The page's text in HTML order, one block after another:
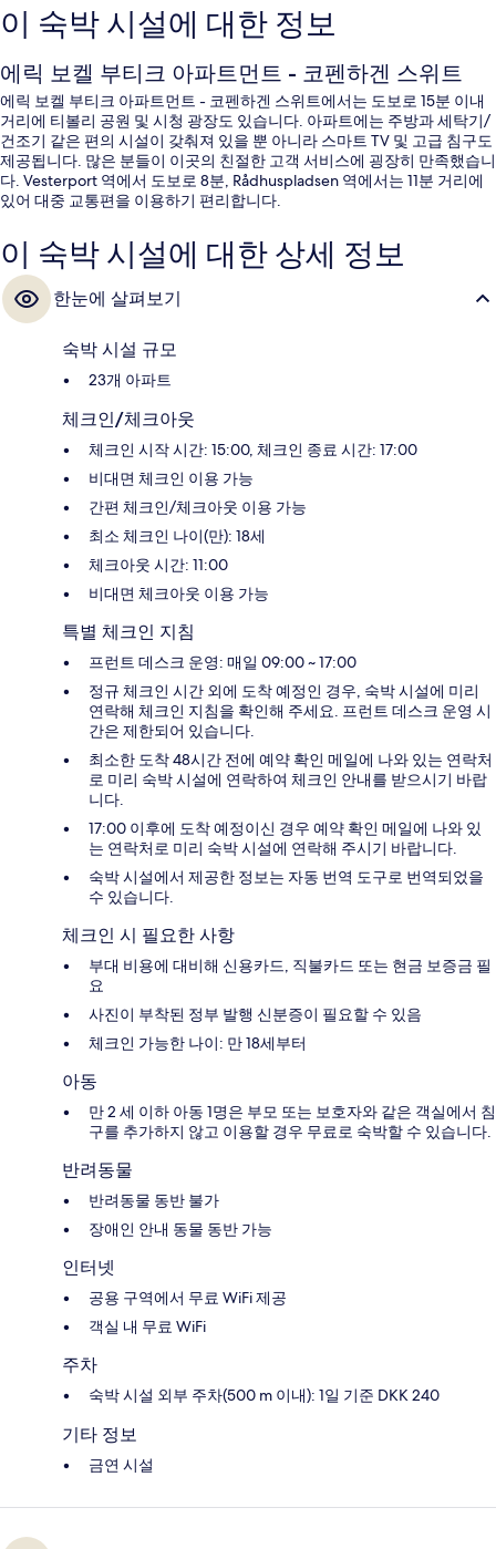
이 숙박 시설에 대한 정보
에릭 보켈 부티크 아파트먼트 - 코펜하겐 스위트
에릭 보켈 부티크 아파트먼트 - 코펜하겐 스위트에서는 도보로 15분 이내
거리에 티볼리 공원 및 시청 광장도 있습니다. 아파트에는 주방과 세탁기/
건조기 같은 편의 시설이 갖춰져 있을 뿐 아니라 스마트 TV 및 고급 침구도
제공됩니다. 많은 분들이 이곳의 친절한 고객 서비스에 굉장히 만족했습니
다. Vesterport 역에서 도보로 8분, Rådhuspladsen 역에서는 11분 거리에
있어 대중 교통편을 이용하기 편리합니다.
이 숙박 시설에 대한 상세 정보
한눈에 살펴보기
숙박 시설 규모
23개 아파트
체크인/체크아웃
체크인 시작 시간: 15:00, 체크인 종료 시간: 17:00
비대면 체크인 이용 가능
간편 체크인/체크아웃 이용 가능
최소 체크인 나이(만): 18세
체크아웃 시간: 11:00
비대면 체크아웃 이용 가능
특별 체크인 지침
프런트 데스크 운영: 매일 09:00 ~ 17:00
정규 체크인 시간 외에 도착 예정인 경우, 숙박 시설에 미리
연락해 체크인 지침을 확인해 주세요. 프런트 데스크 운영 시
간은 제한되어 있습니다.
최소한 도착 48시간 전에 예약 확인 메일에 나와 있는 연락처
로 미리 숙박 시설에 연락하여 체크인 안내를 받으시기 바랍
니다.
17:00 이후에 도착 예정이신 경우 예약 확인 메일에 나와 있
는 연락처로 미리 숙박 시설에 연락해 주시기 바랍니다.
숙박 시설에서 제공한 정보는 자동 번역 도구로 번역되었을
수 있습니다.
체크인 시 필요한 사항
부대 비용에 대비해 신용카드, 직불카드 또는 현금 보증금 필
요
사진이 부착된 정부 발행 신분증이 필요할 수 있음
체크인 가능한 나이: 만 18세부터
아동
만 2 세 이하 아동 1명은 부모 또는 보호자와 같은 객실에서 침
구를 추가하지 않고 이용할 경우 무료로 숙박할 수 있습니다.
반려동물
반려동물 동반 불가
장애인 안내 동물 동반 가능
인터넷
공용 구역에서 무료 WiFi 제공
객실 내 무료 WiFi
주차
숙박 시설 외부 주차(500 m 이내): 1일 기준 DKK 240
기타 정보
금연 시설